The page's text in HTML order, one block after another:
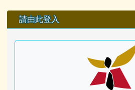
右邊區域內容
請由此登入